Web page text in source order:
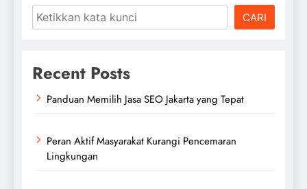
CARI
Recent Posts
Panduan Memilih Jasa SEO Jakarta yang Tepat
Peran Aktif Masyarakat Kurangi Pencemaran
Lingkungan